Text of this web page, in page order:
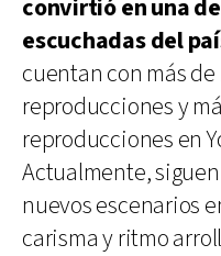
convirtió en una
escuchadas del
cuentan con más
reproducciones y
reproducciones en
Actualmente,
nuevos escenarios
carisma y ritmo